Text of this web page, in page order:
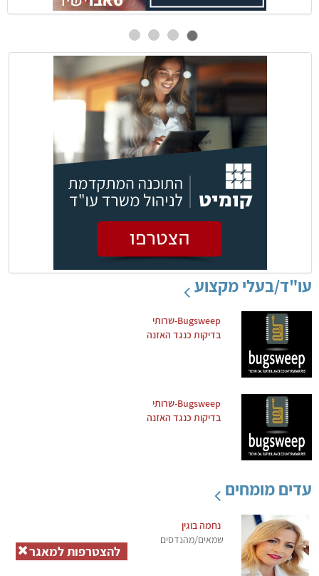
עו"ד/בעלי מקצוע
Bugsweep-שרותי
בדיקות כנגד האזנה
Bugsweep-שרותי
בדיקות כנגד האזנה
עדים מומחים
נחמה בוגין
שמאים/מהנדסים
להצטרפות למאגר